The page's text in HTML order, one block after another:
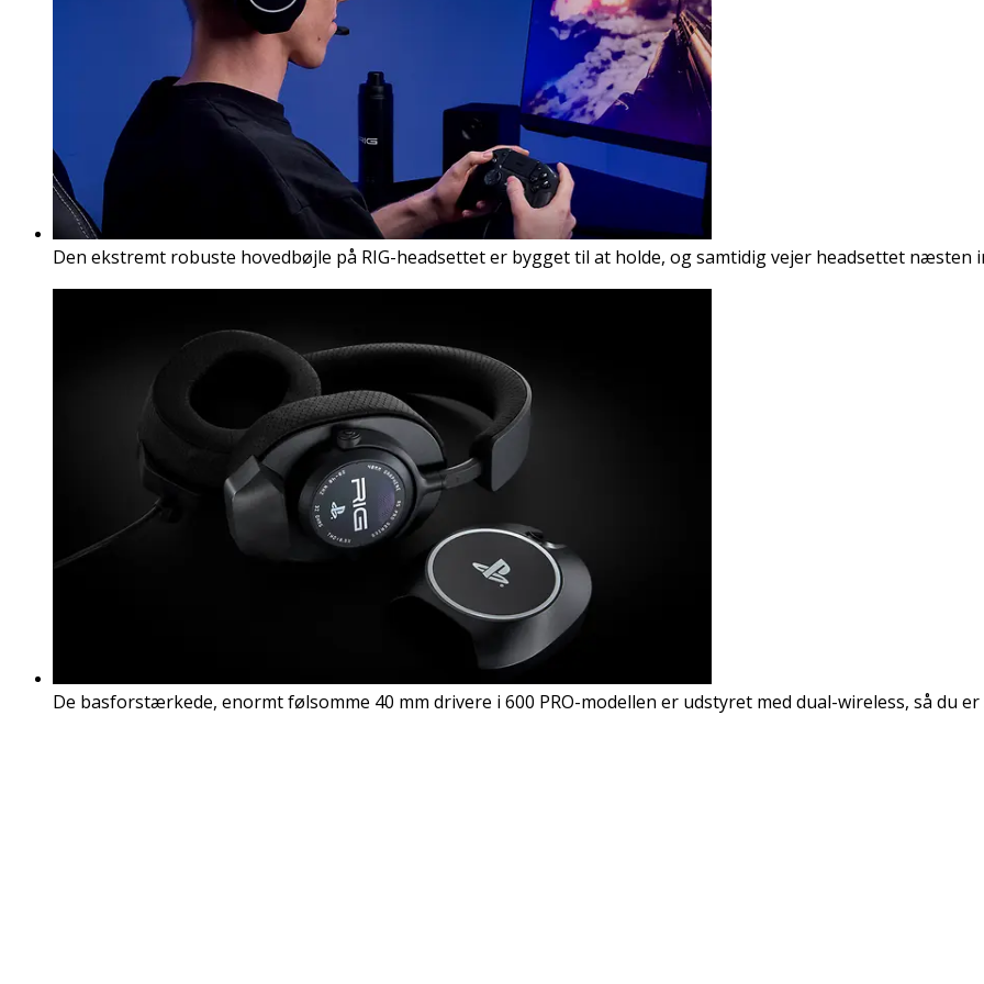
Den ekstremt robuste hovedbøjle på RIG-headsettet er bygget til at holde, og samtidig vejer headsettet næsten
De basforstærkede, enormt følsomme 40 mm drivere i 600 PRO-modellen er udstyret med dual-wireless, så du